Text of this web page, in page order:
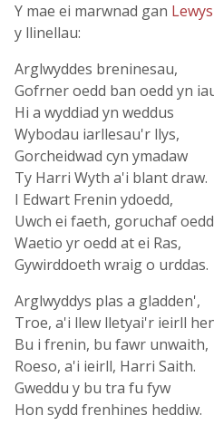
Y mae ei marwnad gan
y llinellau:
Arglwyddes breninesau,
Gofrner oedd ban oedd yn
Hi a wyddiad yn weddus
Wybodau iarllesau'r llys,
Gorcheidwad cyn ymadaw
Ty Harri Wyth a'i blant draw.
I Edwart Frenin ydoedd,
Uwch ei faeth, goruchaf
Waetio yr oedd at ei Ras,
Gywirddoeth wraig o urddas.
Arglwyddys plas a gladden',
Troe, a'i llew lletyai'r ieirll
Bu i frenin, bu fawr unwaith,
Roeso, a'i ieirll, Harri Saith.
Gweddu y bu tra fu fyw
Hon sydd frenhines heddiw.